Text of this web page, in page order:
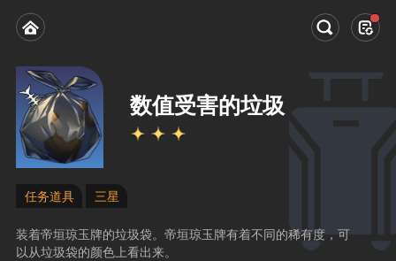
数值受害的垃圾
任务道具 三星
装着帝垣琼玉牌的垃圾袋。帝垣琼玉牌有着不同的稀有度，可
以从垃圾袋的颜色上看出来。